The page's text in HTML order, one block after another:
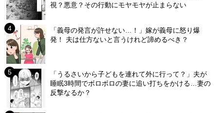
視？悪意？その行動にモヤモヤが止まらない
「義母の発言が許せない…！」嫁が義母に怒り爆
発！ 夫は仕方ないと言うけれど諦めるべき？
「うるさいから子どもを連れて外に行って？」夫が
睡眠3時間でボロボロの妻に追い打ちをかける…妻の
反撃なるか？